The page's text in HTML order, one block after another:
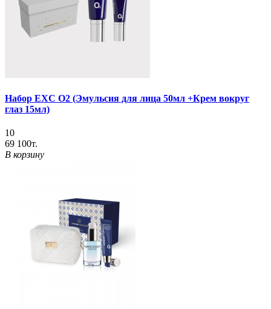
Набор EXC O2 (Эмульсия для лица 50мл +Крем вокруг
глаз 15мл)
10
69 100т.
В корзину